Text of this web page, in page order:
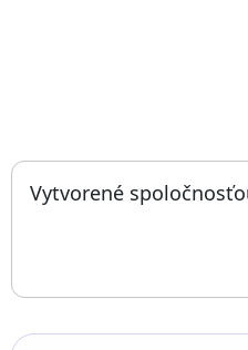
Things to do near
Vytvorené